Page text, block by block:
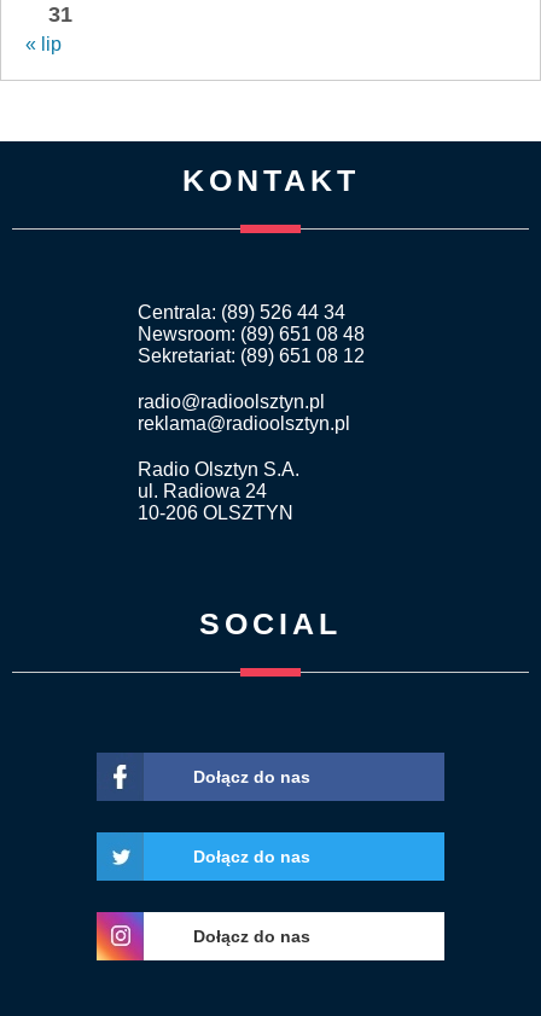
31
« lip
KONTAKT
Centrala: (89) 526 44 34
Newsroom: (89) 651 08 48
Sekretariat: (89) 651 08 12
radio@radioolsztyn.pl
reklama@radioolsztyn.pl
Radio Olsztyn S.A.
ul. Radiowa 24
10-206 OLSZTYN
SOCIAL
Dołącz do nas
Dołącz do nas
Dołącz do nas